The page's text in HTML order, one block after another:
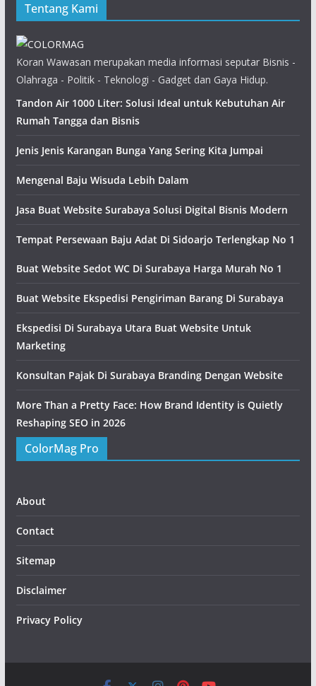
Tentang Kami
Koran Wawasan merupakan media informasi seputar Bisnis -
Olahraga - Politik - Teknologi - Gadget dan Gaya Hidup.
Tandon Air 1000 Liter: Solusi Ideal untuk Kebutuhan Air
Rumah Tangga dan Bisnis
Jenis Jenis Karangan Bunga Yang Sering Kita Jumpai
Mengenal Baju Wisuda Lebih Dalam
Jasa Buat Website Surabaya Solusi Digital Bisnis Modern
Tempat Persewaan Baju Adat Di Sidoarjo Terlengkap No 1
Buat Website Sedot WC Di Surabaya Harga Murah No 1
Buat Website Ekspedisi Pengiriman Barang Di Surabaya
Ekspedisi Di Surabaya Utara Buat Website Untuk
Marketing
Konsultan Pajak Di Surabaya Branding Dengan Website
More Than a Pretty Face: How Brand Identity is Quietly
Reshaping SEO in 2026
ColorMag Pro
About
Contact
Sitemap
Disclaimer
Privacy Policy